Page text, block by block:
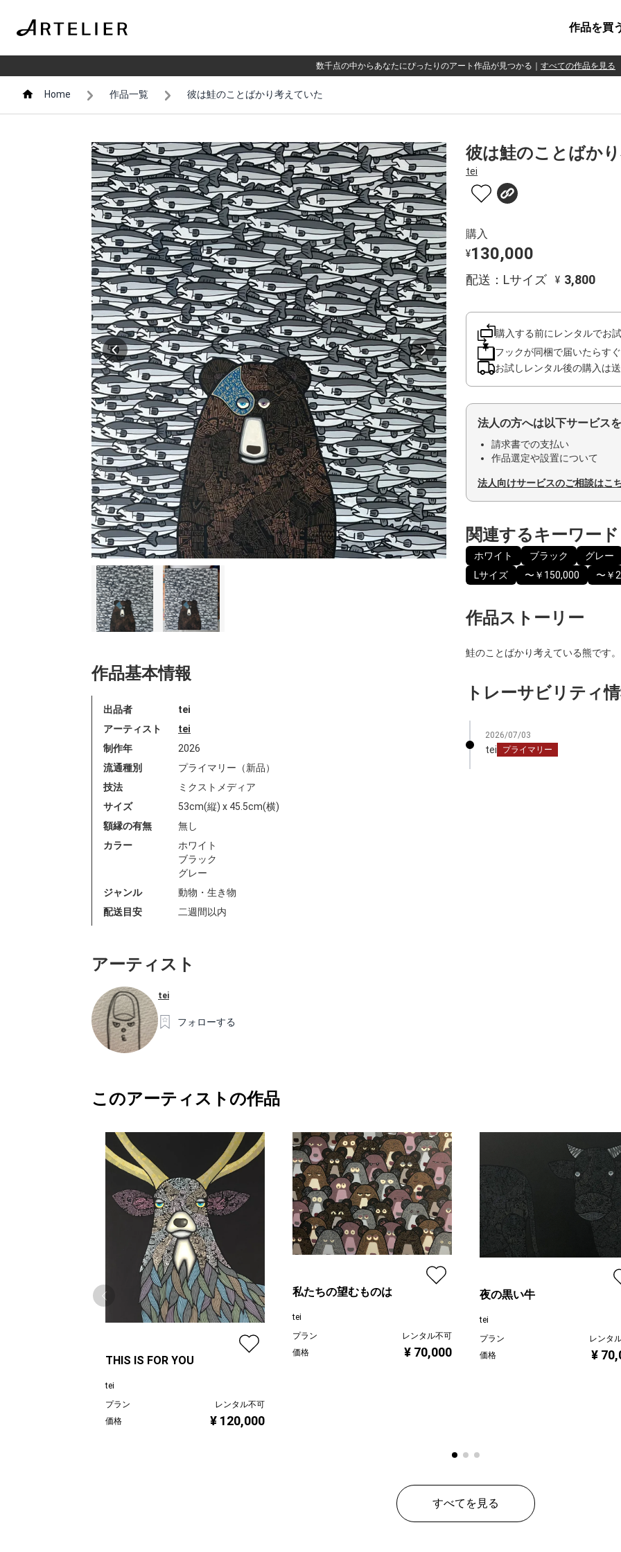
作品を買
数千点の中からあなたにぴったりのアート作品が見つかる すべての作品を見る
Home 作品一覧 彼は鮭のことばかり考えていた
作品基本情報
出品者
tei
アーティスト
tei
制作年
2026
流通種別
プライマリー（新品）
技法
ミクストメディア
サイズ
53cm(縦) x 45.5cm(横)
額縁の有無
無し
カラー
ホワイト
ブラック
グレー
ジャンル
動物・生き物
配送目安
二週間以内
アーティスト
tei
フォローする
彼は鮭のことばか
tei
購入
¥130,000
配送：Lサイズ ¥ 3,800
購入する前にレンタルでお
フックが同梱で届いたらす
お試しレンタル後の購入は
法人の方へは以下サービス
請求書での支払い
作品選定や設置について
法人向けサービスのご相談はこ
関連するキーワード
ホワイト ブラック
グレー
Lサイズ
〜￥150,000 〜￥
作品ストーリー
鮭のことばかり考えている熊です。
トレーサビリティ
2026/07/03
tei プライマリー
このアーティストの作品
THIS IS FOR YOU
tei
プラン
レンタル不可
価格
¥ 120,000
私たちの望むものは
tei
プラン
レンタル不可
価格
¥ 70,000
夜の黒い牛
tei
プラン
レンタ
価格
¥
すべてを見る